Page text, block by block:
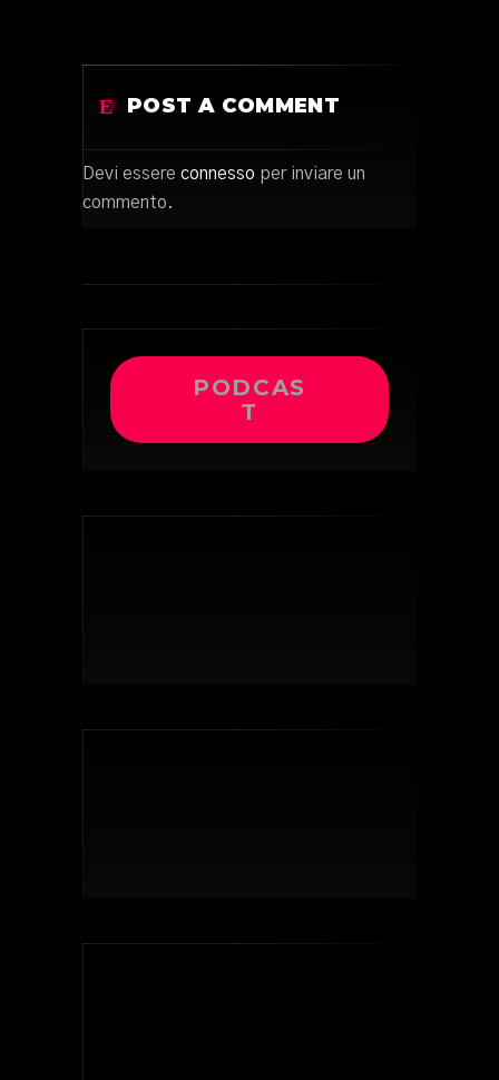
POST A COMMENT
Devi essere connesso per inviare un
commento.
PODCAS
T